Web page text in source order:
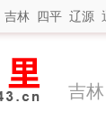
吉林 四平 辽源
吉林